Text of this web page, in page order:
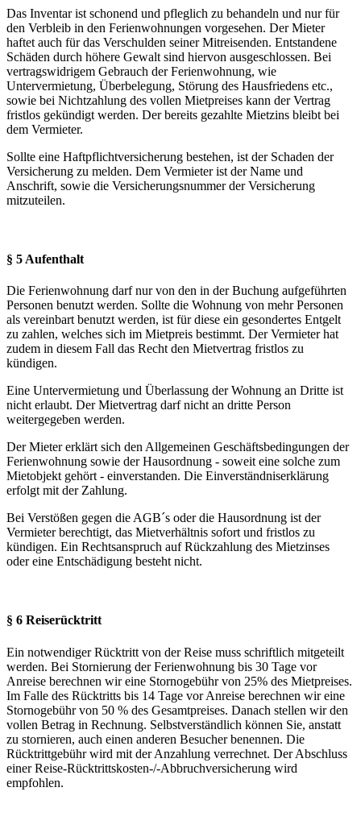
Das Inventar ist schonend und pfleglich zu behandeln und nur für
den Verbleib in den Ferienwohnungen vorgesehen. Der Mieter
haftet auch für das Verschulden seiner Mitreisenden. Entstandene
Schäden durch höhere Gewalt sind hiervon ausgeschlossen. Bei
vertragswidrigem Gebrauch der Ferienwohnung, wie
Untervermietung, Überbelegung, Störung des Hausfriedens etc.,
sowie bei Nichtzahlung des vollen Mietpreises kann der Vertrag
fristlos gekündigt werden. Der bereits gezahlte Mietzins bleibt bei
dem Vermieter.
Sollte eine Haftpflichtversicherung bestehen, ist der Schaden der
Versicherung zu melden. Dem Vermieter ist der Name und
Anschrift, sowie die Versicherungsnummer der Versicherung
mitzuteilen.
§ 5 Aufenthalt
Die Ferienwohnung darf nur von den in der Buchung aufgeführten
Personen benutzt werden. Sollte die Wohnung von mehr Personen
als vereinbart benutzt werden, ist für diese ein gesondertes Entgelt
zu zahlen, welches sich im Mietpreis bestimmt. Der Vermieter hat
zudem in diesem Fall das Recht den Mietvertrag fristlos zu
kündigen.
Eine Untervermietung und Überlassung der Wohnung an Dritte ist
nicht erlaubt. Der Mietvertrag darf nicht an dritte Person
weitergegeben werden.
Der Mieter erklärt sich den Allgemeinen Geschäftsbedingungen der
Ferienwohnung sowie der Hausordnung - soweit eine solche zum
Mietobjekt gehört - einverstanden. Die Einverständniserklärung
erfolgt mit der Zahlung.
Bei Verstößen gegen die AGB´s oder die Hausordnung ist der
Vermieter berechtigt, das Mietverhältnis sofort und fristlos zu
kündigen. Ein Rechtsanspruch auf Rückzahlung des Mietzinses
oder eine Entschädigung besteht nicht.
§ 6 Reiserücktritt
Ein notwendiger Rücktritt von der Reise muss schriftlich mitgeteilt
werden. Bei Stornierung der Ferienwohnung bis 30 Tage vor
Anreise berechnen wir eine Stornogebühr von 25% des Mietpreises.
Im Falle des Rücktritts bis 14 Tage vor Anreise berechnen wir eine
Stornogebühr von 50 % des Gesamtpreises. Danach stellen wir den
vollen Betrag in Rechnung. Selbstverständlich können Sie, anstatt
zu stornieren, auch einen anderen Besucher benennen. Die
Rücktrittgebühr wird mit der Anzahlung verrechnet. Der Abschluss
einer Reise-Rücktrittskosten-/-Abbruchversicherung wird
empfohlen.